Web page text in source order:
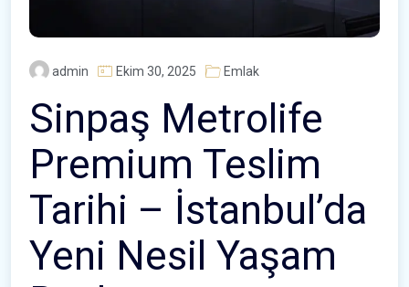
admin Ekim 30, 2025 Emlak
Sinpaş Metrolife
Premium Teslim
Tarihi – İstanbul’da
Yeni Nesil Yaşam